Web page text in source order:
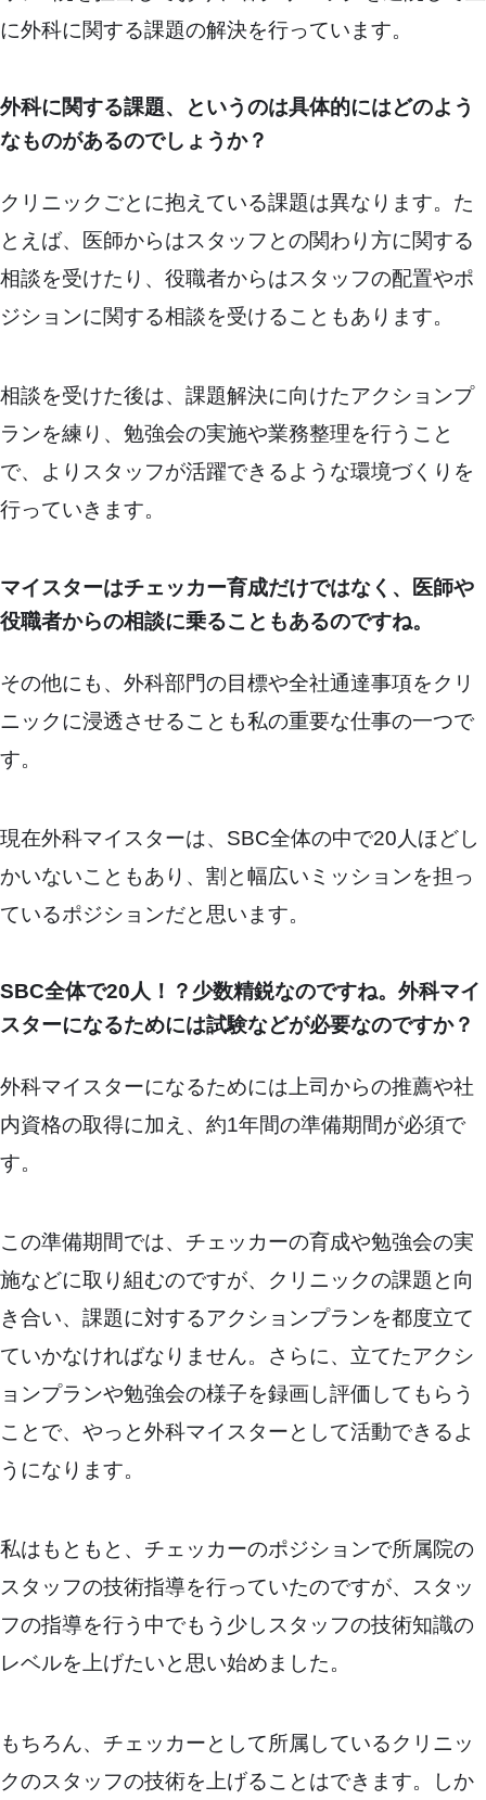
に外科に関する課題の解決を行っています。
外科に関する課題、というのは具体的にはどのよう
なものがあるのでしょうか？
クリニックごとに抱えている課題は異なります。た
とえば、医師からはスタッフとの関わり方に関する
相談を受けたり、役職者からはスタッフの配置やポ
ジションに関する相談を受けることもあります。
相談を受けた後は、課題解決に向けたアクションプ
ランを練り、勉強会の実施や業務整理を行うこと
で、よりスタッフが活躍できるような環境づくりを
行っていきます。
マイスターはチェッカー育成だけではなく、医師や
役職者からの相談に乗ることもあるのですね。
その他にも、外科部門の目標や全社通達事項をクリ
ニックに浸透させることも私の重要な仕事の一つで
す。
現在外科マイスターは、SBC全体の中で20人ほどし
かいないこともあり、割と幅広いミッションを担っ
ているポジションだと思います。
SBC全体で20人！？少数精鋭なのですね。 外科マイ
スターになるためには試験などが必要なのですか？
外科マイスターになるためには上司からの推薦や社
内資格の取得に加え、約1年間の準備期間が必須で
す。
この準備期間では、チェッカーの育成や勉強会の実
施などに取り組むのですが、クリニックの課題と向
き合い、課題に対するアクションプランを都度立て
ていかなければなりません。さらに、立てたアクシ
ョンプランや勉強会の様子を録画し評価してもらう
ことで、やっと外科マイスターとして活動できるよ
うになります。
私はもともと、チェッカーのポジションで所属院の
スタッフの技術指導を行っていたのですが、スタッ
フの指導を行う中でもう少しスタッフの技術知識の
レベルを上げたいと思い始めました。
もちろん、チェッカーとして所属しているクリニッ
クのスタッフの技術を上げることはできます。しか